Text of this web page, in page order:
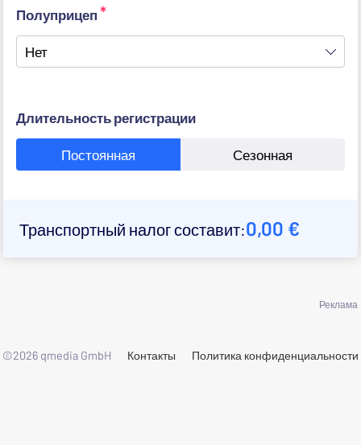
Полуприцеп *
Длительность регистрации
Постоянная Сезонная
Транспортный налог составит:0,00 €
Реклама
©2026 qmedia GmbH Контакты Политика конфиденциальности